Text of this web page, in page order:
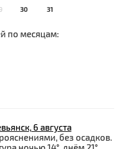
30 31
по месяцам:
6 августа
без осадков.